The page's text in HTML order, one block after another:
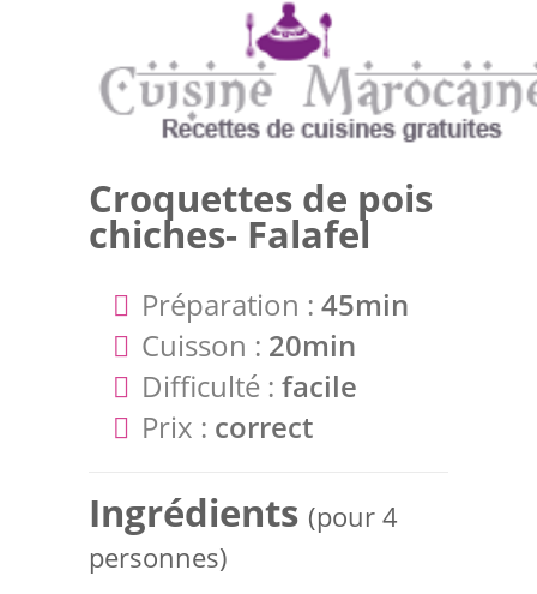
Croquettes de pois
chiches- Falafel
Préparation : 45min
Cuisson : 20min
Difficulté : facile
Prix : correct
Ingrédients (pour 4
personnes)